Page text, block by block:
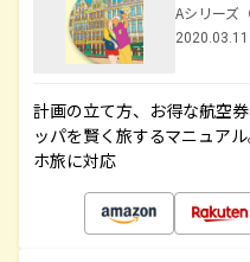
Aシリーズ
計画の立て方、お得な航空
ッパを賢く旅するマニュア
ホ旅に対応